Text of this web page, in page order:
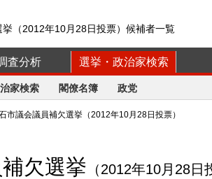
（2012年10月28日投票）候補者一覧
査分析 選挙・政治家検索
家検索 閣僚名簿 政党
議会議員補欠選挙（2012年10月28日投票）
欠選挙 （2012年10月28日